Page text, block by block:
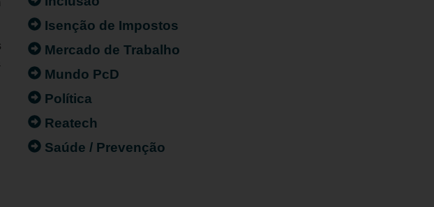
Isenção de Impostos
Mercado de Trabalho
Mundo PcD
Política
Reatech
Saúde / Prevenção